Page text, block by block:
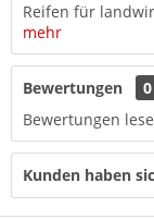
Reifen für
mehr
Bewertungen
0
Bewertungen
Kunden haben